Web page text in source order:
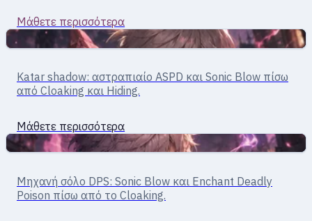
Μάθετε περισσότερα
Σώμα με σώμα
Assassin
Katar shadow: αστραπιαίο ASPD και Sonic Blow πίσω
από Cloaking και Hiding.
Μάθετε περισσότερα
Σώμα με σώμα
Assassin Cross
Μηχανή σόλο DPS: Sonic Blow και Enchant Deadly
Poison πίσω από το Cloaking.